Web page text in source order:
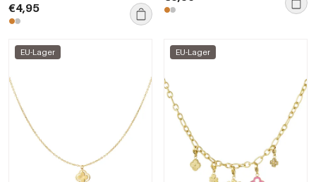
€4,95
EU-Lager EU-Lager